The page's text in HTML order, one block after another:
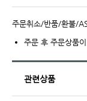
주문취소/반품/환불/
주문 후 주문상품
관련상품